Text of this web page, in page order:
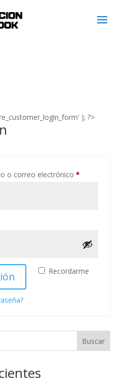
); ?>
o correo electrónico *
Recordarme
Buscar